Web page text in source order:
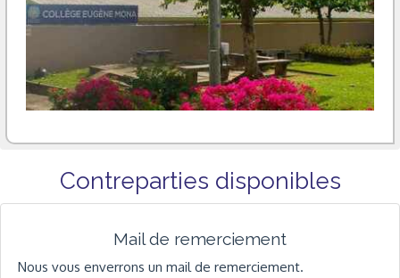
Contreparties disponibles
Mail de remerciement
Nous vous enverrons un mail de remerciement.